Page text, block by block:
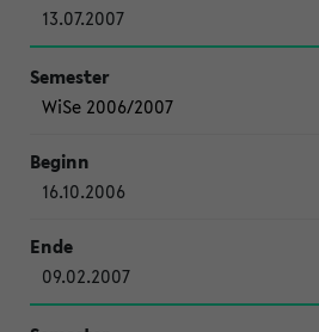
13.07.2007
WiSe 2006/2007
16.10.2006
09.02.2007